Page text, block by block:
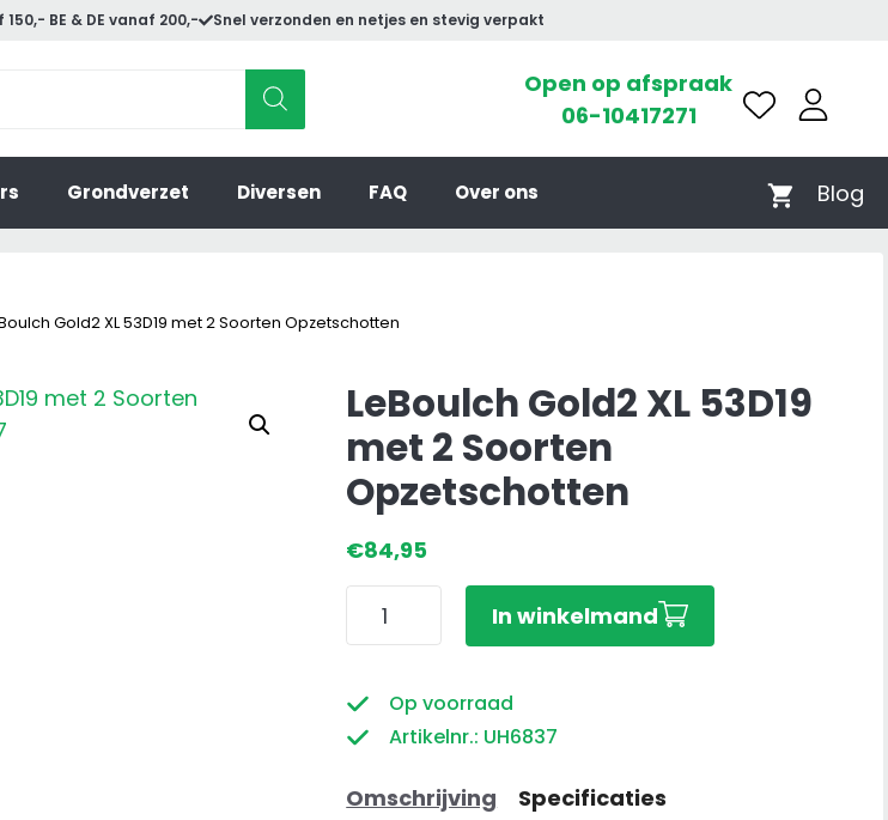
BE & DE vanaf 200,- Snel verzonden en netjes en stevig verpakt
Open op afspraak
06-10417271
Grondverzet Diversen FAQ Over ons Blog
Gold2 XL 53D19 met 2 Soorten Opzetschotten
LeBoulch Gold2 XL 53D19
met 2 Soorten
Opzetschotten
€84,95
LeBoulch
Gold2
53D19
met
Soorten
In winkelmand
Op voorraad
Artikelnr.: UH6837
Omschrijving Specificaties